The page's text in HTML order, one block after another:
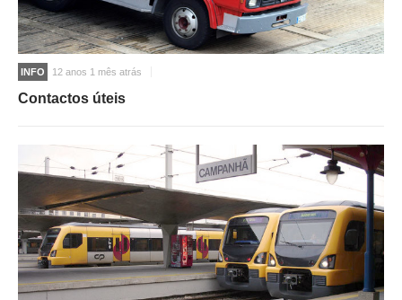
INFO 12 anos 1 mês atrás
Contactos úteis